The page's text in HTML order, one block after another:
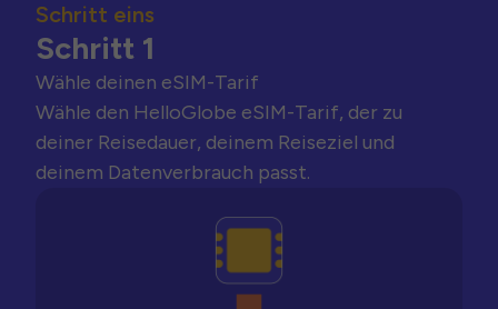
Schritt eins
Schritt 1
Wähle deinen eSIM-Tarif
Wähle den HelloGlobe eSIM-Tarif, der zu
deiner Reisedauer, deinem Reiseziel und
deinem Datenverbrauch passt.